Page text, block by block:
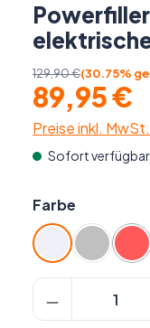
89,95 €
129,90 €(30.75%
Preise inkl.
Sofort
Farbe
Grau Silber
Produkt